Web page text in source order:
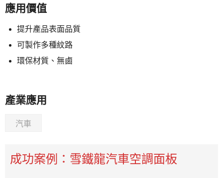
應用價值
提升產品表面品質
可製作多種紋路
環保材質、無鹵
產業應用
汽車
成功案例：雪鐵龍汽車空調面板